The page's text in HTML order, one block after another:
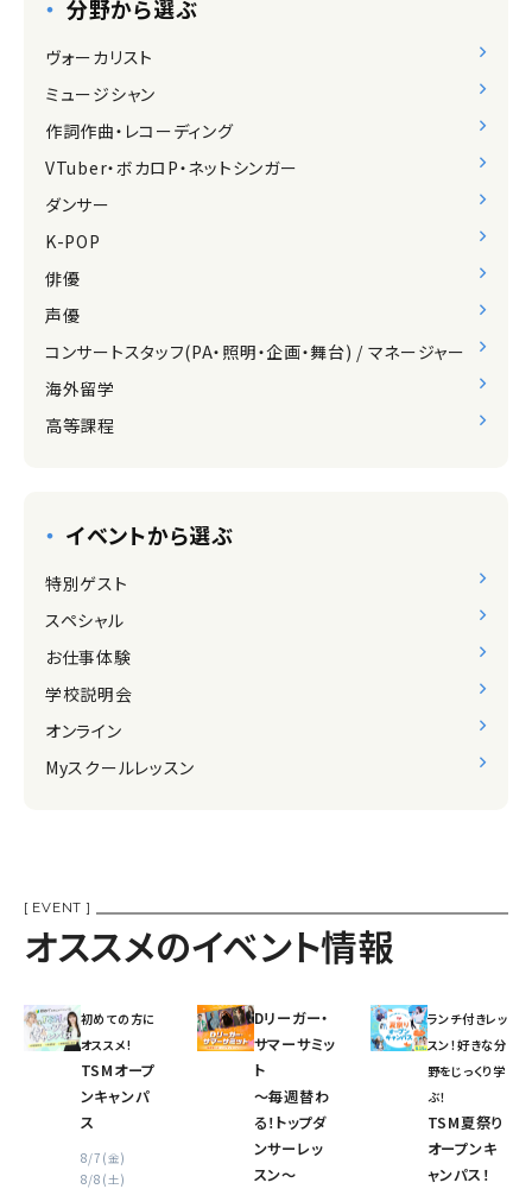
分野から選ぶ
ヴォーカリスト
ミュージシャン
作詞作曲・レコーディング
VTuber・ボカロP・ネットシンガー
ダンサー
K-POP
俳優
声優
コンサートスタッフ(PA・照明・企画・舞台) / マネージャー
海外留学
高等課程
イベントから選ぶ
特別ゲスト
スペシャル
お仕事体験
学校説明会
オンライン
Myスクールレッスン
[ EVENT ]
オススメのイベント情報
初めての方に
オススメ!
TSMオープ
ンキャンパ
ス
8/7(金)
8/8(土)
Dリーガー・
サマーサミッ
ト
〜毎週替わ
る！トップダ
ンサーレッ
スン〜
ランチ付きレッ
スン！好きな分
野をじっくり学
ぶ！
TSM夏祭り
オープンキ
ャンパス！